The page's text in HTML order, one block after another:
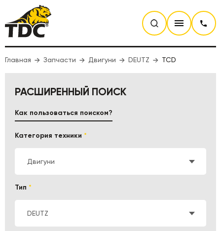
Главная Запчасти Двигуни DEUTZ TCD
РАСШИРЕННЫЙ ПОИСК
Категория техники *
Двигуни
Тип *
DEUTZ
Как пользоваться поиском?